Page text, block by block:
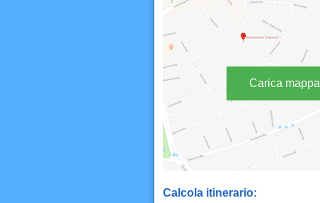
Carica mappa
Calcola itinerario: